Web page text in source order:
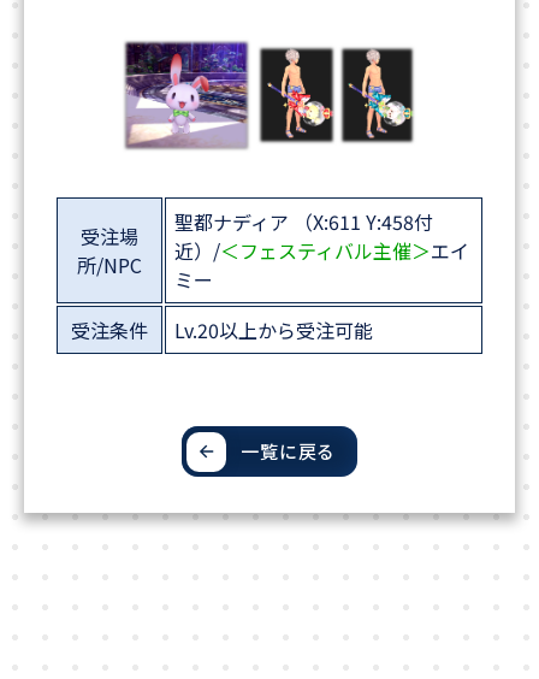
受注場
所/NPC
聖都ナディア （X:611 Y:458付
近）/＜フェスティバル主催＞エイ
ミー
受注条件
Lv.20以上から受注可能
一覧に戻る